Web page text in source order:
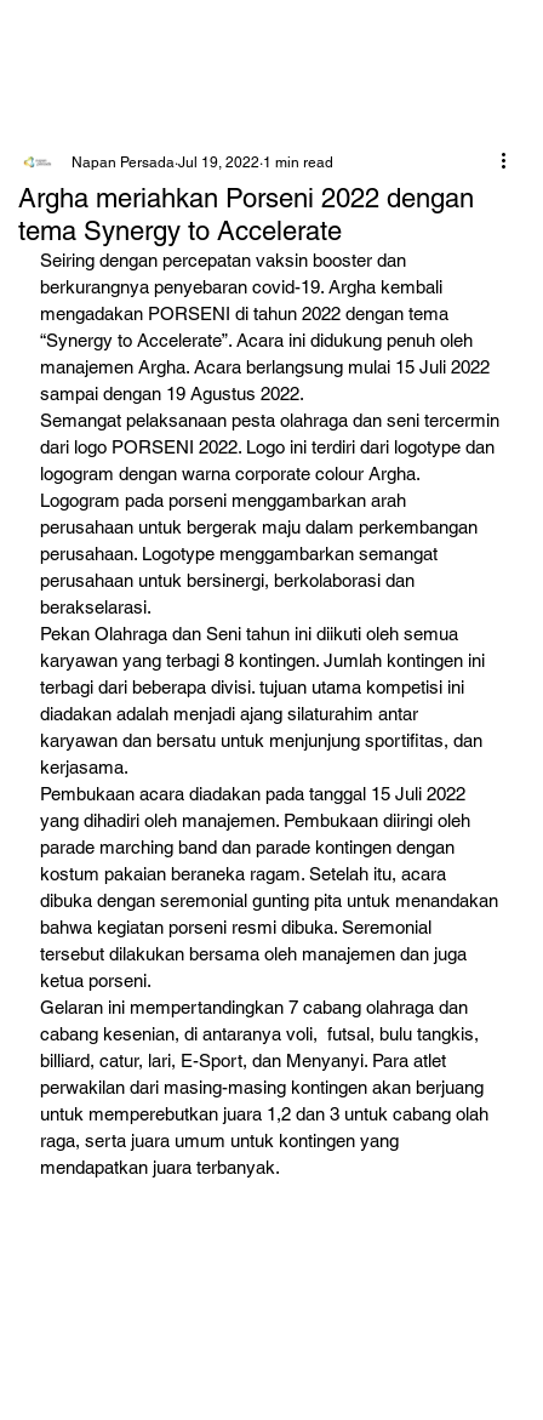
Argha meriahkan Porseni 2022 dengan
tema Synergy to Accelerate
Napan Persada Jul 19, 2022 1 min read
Seiring dengan percepatan vaksin booster dan
berkurangnya penyebaran covid-19. Argha kembali
mengadakan PORSENI di tahun 2022 dengan tema
“Synergy to Accelerate”. Acara ini didukung penuh oleh
manajemen Argha. Acara berlangsung mulai 15 Juli 2022
sampai dengan 19 Agustus 2022.
Semangat pelaksanaan pesta olahraga dan seni tercermin
dari logo PORSENI 2022. Logo ini terdiri dari logotype dan
logogram dengan warna corporate colour Argha.
Logogram pada porseni menggambarkan arah
perusahaan untuk bergerak maju dalam perkembangan
perusahaan. Logotype menggambarkan semangat
perusahaan untuk bersinergi, berkolaborasi dan
berakselarasi.
Pekan Olahraga dan Seni tahun ini diikuti oleh semua
karyawan yang terbagi 8 kontingen. Jumlah kontingen ini
terbagi dari beberapa divisi. tujuan utama kompetisi ini
diadakan adalah menjadi ajang silaturahim antar
karyawan dan bersatu untuk menjunjung sportifitas, dan
kerjasama.
Pembukaan acara diadakan pada tanggal 15 Juli 2022
yang dihadiri oleh manajemen. Pembukaan diiringi oleh
parade marching band dan parade kontingen dengan
kostum pakaian beraneka ragam. Setelah itu, acara
dibuka dengan seremonial gunting pita untuk menandakan
bahwa kegiatan porseni resmi dibuka. Seremonial
tersebut dilakukan bersama oleh manajemen dan juga
ketua porseni.
Gelaran ini mempertandingkan 7 cabang olahraga dan
cabang kesenian, di antara­nya voli,  futsal, bulu tangkis,
billiard, catur, lari, E-Sport, dan Menyanyi. Para atlet
perwakilan dari masing-masing kontingen akan berjuang
untuk mem­perebutkan juara 1,2 dan 3 untuk cabang olah
raga, serta juara umum untuk kontingen yang
mendapatkan juara terbanyak.